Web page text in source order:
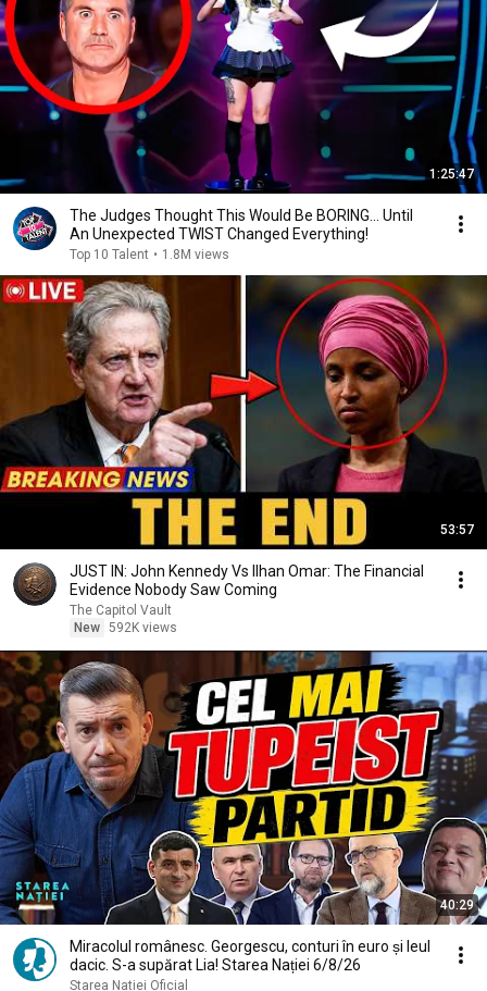
1:25:47
The Judges Thought This Would Be BORING... Until
An Unexpected TWIST Changed Everything!
Top 10 Talent • 1.8M views
53:57
JUST IN: John Kennedy Vs Ilhan Omar: The Financial
Evidence Nobody Saw Coming
The Capitol Vault
New 592K views
40:29
Miracolul românesc. Georgescu, conturi în euro și leul
dacic. S-a supărat Lia! Starea Nației 6/8/26
Starea Natiei Oficial